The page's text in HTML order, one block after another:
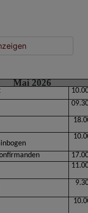
Mai 2026